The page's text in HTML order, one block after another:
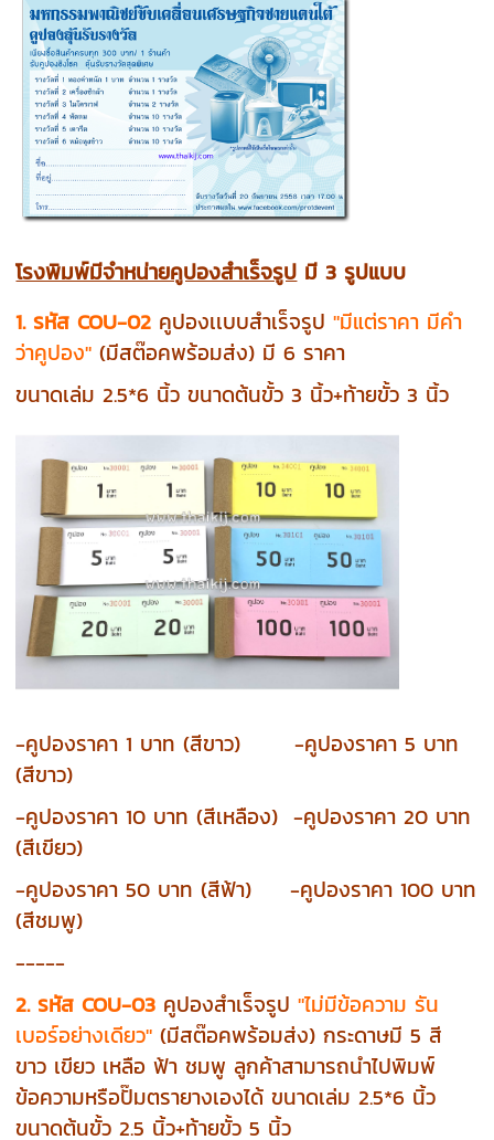
โรงพิมพ์มีจำหน่ายคูปองสำเร็จรูป มี 3 รูปแบบ
1. รหัส COU-02 คูปองเเบบสำเร็จรูป "มีแต่ราคา มีคำ
ว่าคูปอง" (มีสต๊อคพร้อมส่ง) มี 6 ราคา
ขนาดเล่ม 2.5*6 นิ้ว ขนาดต้นขั้ว 3 นิ้ว+ท้ายขั้ว 3 นิ้ว
-คูปองราคา 1 บาท (สีขาว) -คูปองราคา 5 บาท
(สีขาว)
-คูปองราคา 10 บาท (สีเหลือง) -คูปองราคา 20 บาท
(สีเขียว)
-คูปองราคา 50 บาท (สีฟ้า) -คูปองราคา 100 บาท
(สีชมพู)
-----
2. รหัส COU-03 คูปองสำเร็จรูป "ไม่มีข้อความ รัน
เบอร์อย่างเดียว" (มีสต๊อคพร้อมส่ง) กระดาษมี 5 สี
ขาว เขียว เหลือ ฟ้า ชมพูลูกค้าสามารถนำไปพิมพ์
ข้อความหรือปั๊มตรายางเองได้ ขนาดเล่ม 2.5*6 นิ้ว
ขนาดต้นขั้ว 2.5 นิ้ว+ท้ายขั้ว 5 นิ้ว